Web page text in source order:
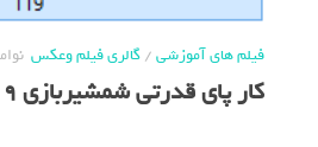
فیلم های آموزشی/گالری فیلم وعکس نوامبر 1, 2019
کار پای قدرتی شمشیربازی 119